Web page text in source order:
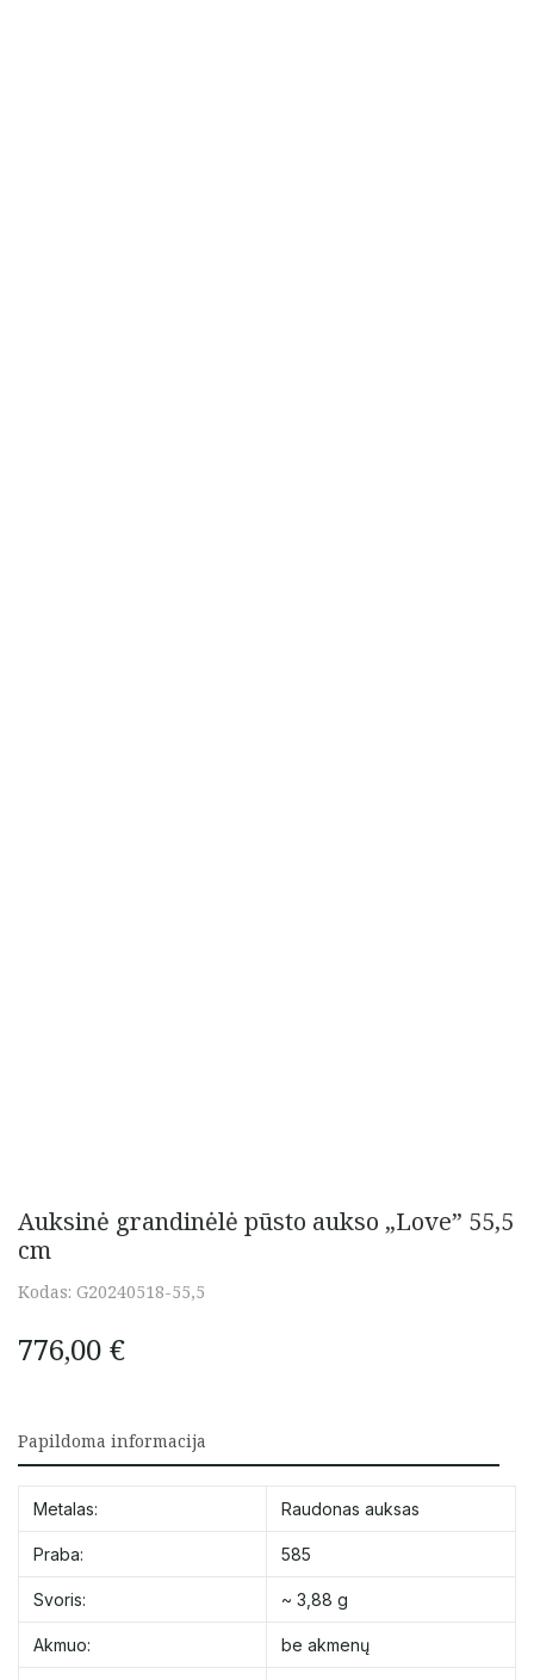
Auksinė grandinėlė pūsto aukso „Love” 55,5
cm
Kodas: G20240518-55,5
776,00 €
Papildoma informacija
Metalas: Raudonas auksas
Praba: 585
Svoris: ~ 3,88 g
Akmuo: be akmenų